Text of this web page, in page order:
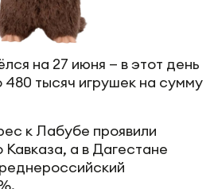
на 27 июня — в этот день
тысяч игрушек на сумму
к Лабубе проявили
а в Дагестане